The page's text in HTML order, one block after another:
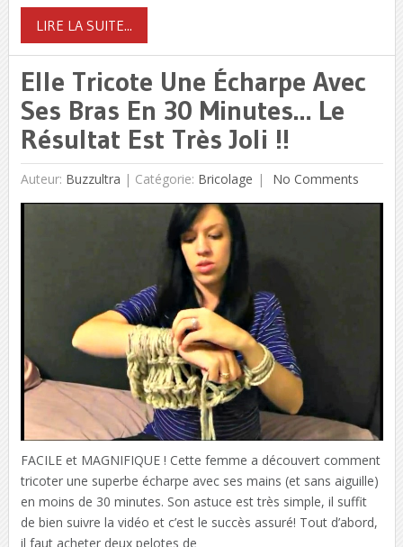
LIRE LA SUITE...
Elle Tricote Une Écharpe Avec
Ses Bras En 30 Minutes… Le
Résultat Est Très Joli !!
Auteur: Buzzultra | Catégorie: Bricolage No Comments
FACILE et MAGNIFIQUE ! Cette femme a découvert comment
tricoter une superbe écharpe avec ses mains (et sans aiguille)
en moins de 30 minutes. Son astuce est très simple, il suffit
de bien suivre la vidéo et c’est le succès assuré! Tout d’abord,
il faut acheter deux pelotes de